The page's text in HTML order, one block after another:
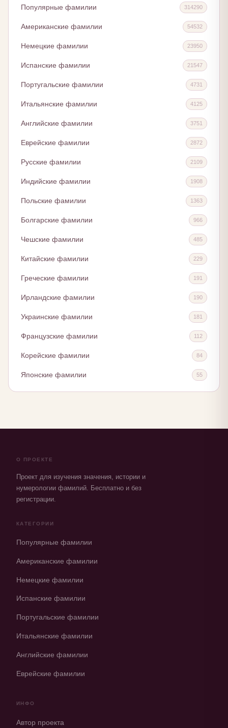
Популярные фамилии 314290
Американские фамилии 54532
Немецкие фамилии 23950
Испанские фамилии 21547
Португальские фамилии 4731
Итальянские фамилии 4125
Английские фамилии 3751
Еврейские фамилии 2872
Русские фамилии 2109
Индийские фамилии 1908
Польские фамилии 1363
Болгарские фамилии 966
Чешские фамилии 485
Китайские фамилии 229
Греческие фамилии 191
Ирландские фамилии 190
Украинские фамилии 181
Французские фамилии 112
Корейские фамилии 84
Японские фамилии 55
О ПРОЕКТЕ
Проект для изучения значения, истории и
нумерологии фамилий. Бесплатно и без
регистрации.
КАТЕГОРИИ
Популярные фамилии
Американские фамилии
Немецкие фамилии
Испанские фамилии
Португальские фамилии
Итальянские фамилии
Английские фамилии
Еврейские фамилии
ИНФО
Автор проекта